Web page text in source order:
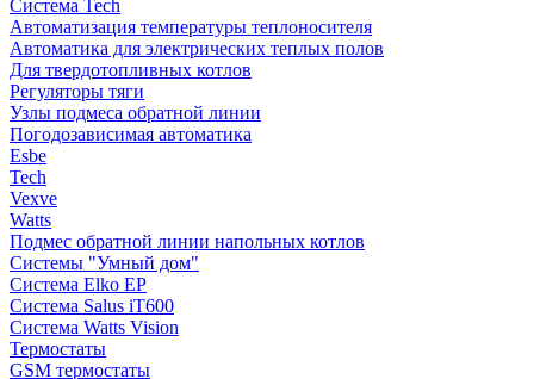
Система Tech
Автоматизация температуры теплоносителя
Автоматика для электрических теплых полов
Для твердотопливных котлов
Регуляторы тяги
Узлы подмеса обратной линии
Погодозависимая автоматика
Esbe
Tech
Vexve
Watts
Подмес обратной линии напольных котлов
Системы "Умный дом"
Система Elko EP
Система Salus iT600
Система Watts Vision
Термостаты
GSM термостаты